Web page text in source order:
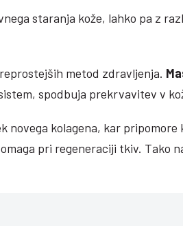
staranja kože, lahko pa z
metod zdravljenja.
spodbuja prekrvavitev v
kolagena, kar
pri regeneraciji tkiv. Tako